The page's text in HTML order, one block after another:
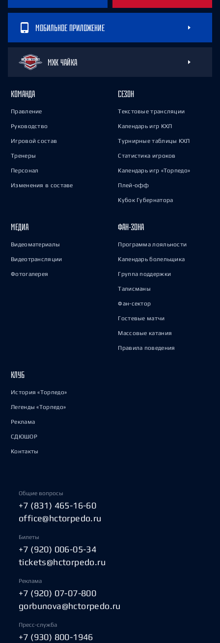
МОБИЛЬНОЕ ПРИЛОЖЕНИЕ
МХК ЧАЙКА
КОМАНДА
Правление
Руководство
Игровой состав
Тренеры
Персонал
Изменения в составе
СЕЗОН
Текстовые трансляции
Календарь игр КХЛ
Турнирные таблицы КХЛ
Статистика игроков
Календарь игр «Торпедо»
Плей-офф
Кубок Губернатора
МЕДИА
Видеоматериалы
Видеотрансляции
Фотогалерея
ФАН-ЗОНА
Программа лояльности
Календарь болельщика
Группа поддержки
Талисманы
Фан-сектор
Гостевые матчи
Массовые катания
Правила поведения
КЛУБ
История «Торпедо»
Легенды «Торпедо»
Реклама
СДЮШОР
Контакты
Общие вопросы
+7 (831) 465-16-60
office@hctorpedo.ru
Билеты
+7 (920) 006-05-34
tickets@hctorpedo.ru
Реклама
+7 (920) 07-07-800
gorbunova@hctorpedo.ru
Пресс-служба
+7 (930) 800-1946